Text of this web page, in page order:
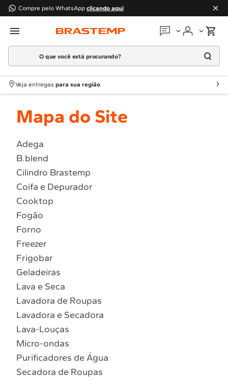
Compre pelo WhatsApp clicando aqui
Em que podemos
Atendimento Brastemp
Localizar assistência técnica
O que você está procurando?
Termos mais buscados
1º Geladeira
2
Fogao
4 º Lava Louça
5 º Cooktop
6º Microondas Brastemp
7º Forno
8º Embutir
9º Lava Seca
Veja entregas para sua região
Mapa do Site
Adega
B.blend
Cilindro Brastemp
Coifa e Depurador
Cooktop
Fogão
Forno
Freezer
Frigobar
Geladeiras
Lava e Seca
Lavadora de Roupas
Lavadora e Secadora
Lava-Louças
Micro-ondas
Purificadores de Água
Secadora de Roupas